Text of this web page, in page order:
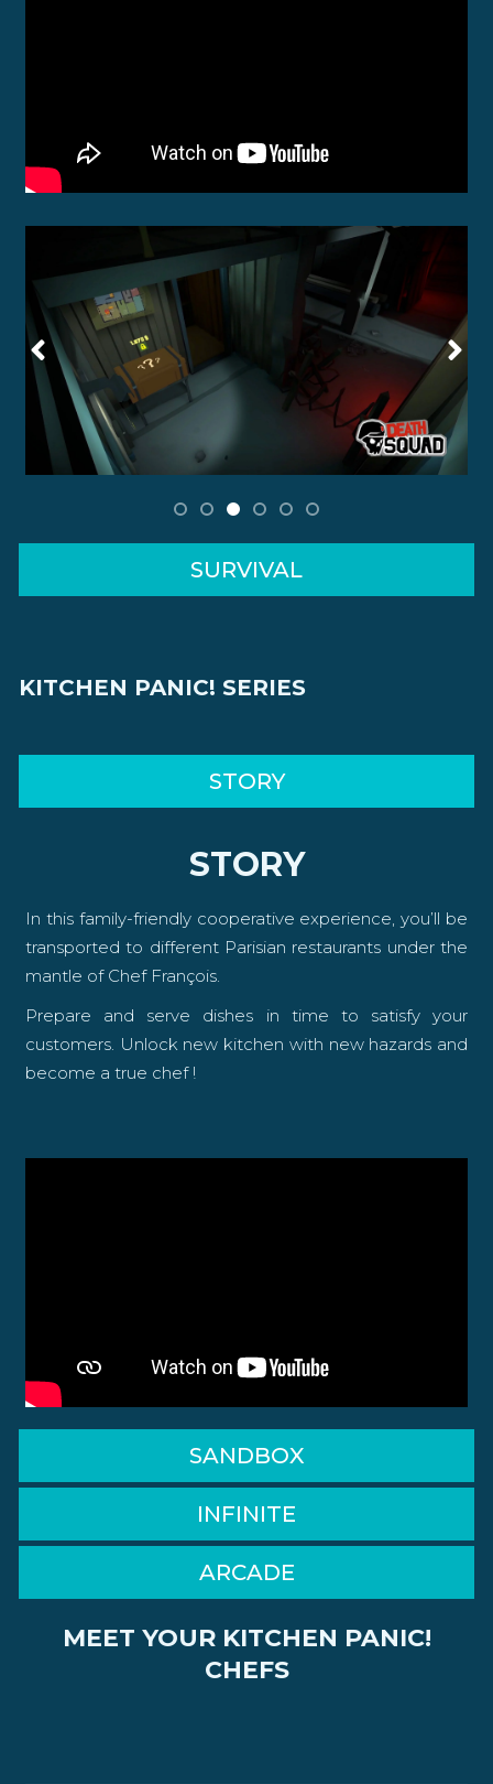
SURVIVAL
KITCHEN PANIC! SERIES
STORY
STORY
In this family-friendly cooperative experience, you’ll be
transported to different Parisian restaurants under the
mantle of Chef François.
Prepare and serve dishes in time to satisfy your
customers. Unlock new kitchen with new hazards and
become a true chef !
SANDBOX
INFINITE
ARCADE
MEET YOUR KITCHEN PANIC!
CHEFS